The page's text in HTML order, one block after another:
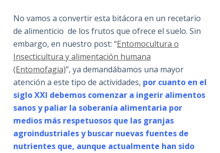
No vamos a convertir esta bitácora en un recetario
de alimenticio de los frutos que ofrece el suelo. Sin
embargo, en nuestro post: “Entomocultura o
Insecticultura y alimentación humana
(Entomofagia)”, ya demandábamos una mayor
atención a este tipo de actividades, por cuanto en el
siglo XXI debemos comenzar a ingerir alimentos
sanos y paliar la soberanía alimentaria por
medios más respetuosos que las granjas
agroindustriales y buscar nuevas fuentes de
nutrientes que, aunque actualmente han sido